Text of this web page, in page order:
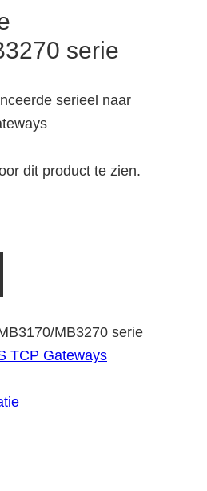
serie
serieel naar
dit product te zien.
MB3270 serie
TCP Gateways